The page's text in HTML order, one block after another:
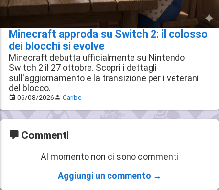
Minecraft approda su Switch 2: il colosso
dei blocchi si evolve
Minecraft debutta ufficialmente su Nintendo
Switch 2 il 27 ottobre. Scopri i dettagli
sull'aggiornamento e la transizione per i veterani
del blocco.
06/08/2026 Caribe
Commenti
Al momento non ci sono commenti
Aggiungi un commento →